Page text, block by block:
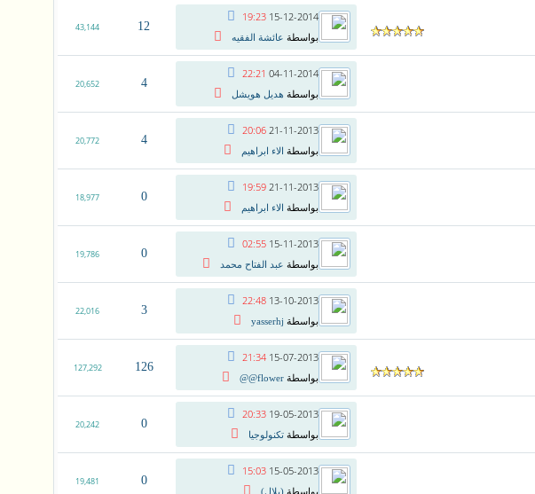
15-12-2014
19:23
بواسطة عائشة الفقيه
12
43,144
04-11-2014
22:21
بواسطة هديل هويشل
4
20,652
21-11-2013
20:06
بواسطة الاء ابراهيم
4
20,772
21-11-2013
19:59
بواسطة الاء ابراهيم
0
18,977
15-11-2013
02:55
بواسطة عبد الفتاح محمد
0
19,786
13-10-2013
22:48
بواسطة yasserhj
3
22,016
15-07-2013
21:34
بواسطة flower@@
126
127,292
19-05-2013
20:33
بواسطة تكنولوجيا
0
20,242
15-05-2013
15:03
بواسطة (بلال)
0
19,481